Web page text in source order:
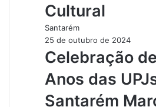
Cultural
Santarém
25 de outubro de 2024
Celebração
Anos das
Santarém